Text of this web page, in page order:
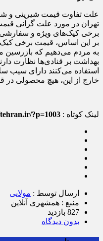
علت تفاوت قیمت شیرینی و
تهران در مورد علت گرانی
برخی کیک‌های ویژه و سفارشی
بر این اساس، قیمت برخی کیک‌ها
به مردم می‌دهیم که بازرسین
بهداشت بر قنادی‌ها نظارت
استفاده می‌کنند دارای سیب
خارج از این، هیچ محصولی در
لینک کوتاه : ?p=1003
ارسال توسط : مولایی
منبع : همشهری آنلاین
827 بازدید
بدون دیدگاه